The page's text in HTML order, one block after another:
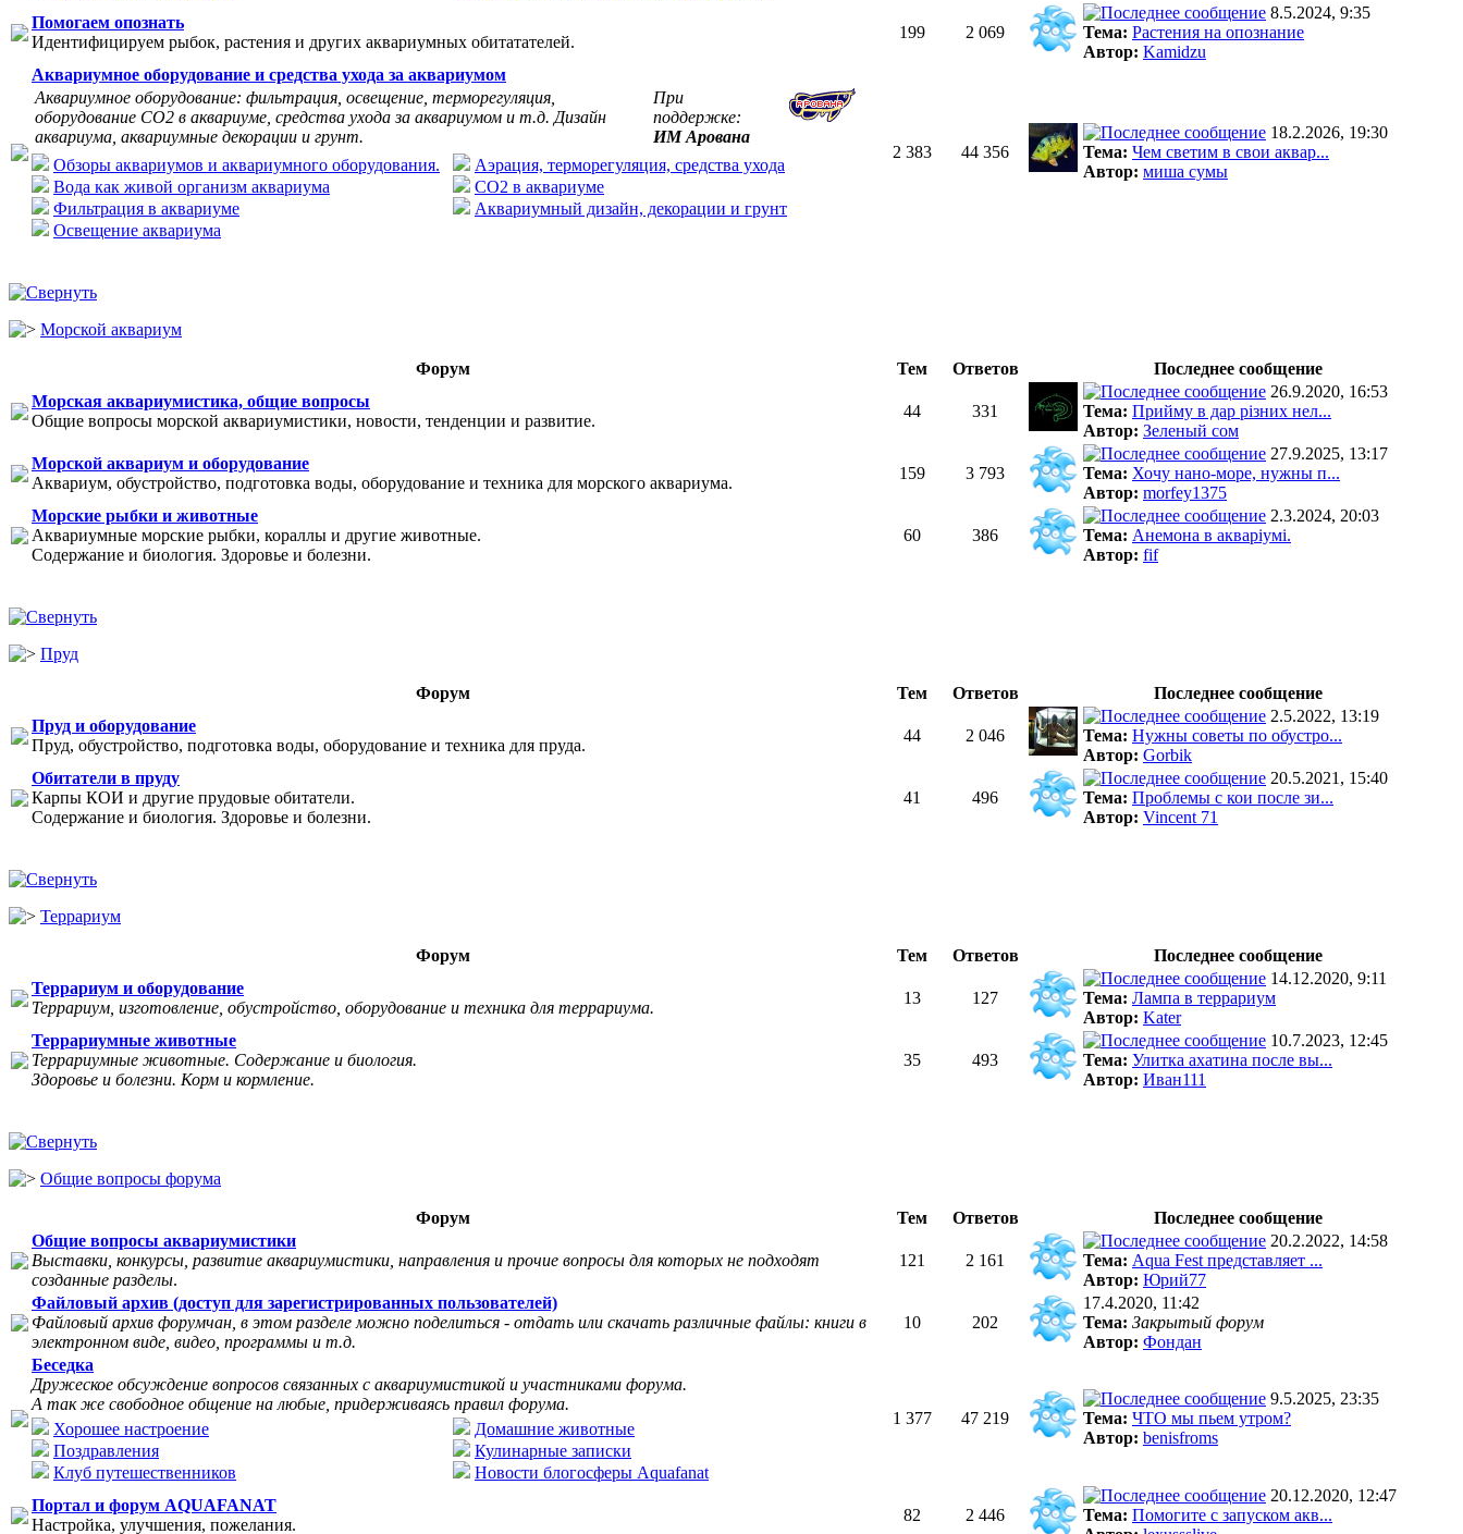
Помогаем опознать
Идентифицируем рыбок, растения и других аквариумных обитатателей.
199 2 069
8.5.2024, 9:35
Тема: Растения на опознание
Автор: Kamidzu
Аквариумное оборудование и средства ухода за аквариумом
Аквариумное оборудование: фильтрация, освещение, терморегуляция,
оборудование СО2 в аквариуме, средства ухода за аквариумом и т.д. Дизайн
аквариума, аквариумные декорации и грунт.
При
поддержке:
ИМ Арована
Обзоры аквариумов и аквариумного оборудования.
Вода как живой организм аквариума
Фильтрация в аквариуме
Освещение аквариума
Аэрация, терморегуляция, средства ухода
CO2 в аквариуме
Аквариумный дизайн, декорации и грунт
2 383 44 356
18.2.2026, 19:30
Тема: Чем светим в свои аквар...
Автор: миша сумы
Морской аквариум
Форум Тем Ответов
Последнее сообщение
Морская аквариумистика, общие вопросы
Общие вопросы морской аквариумистики, новости, тенденции и развитие.
44 331
26.9.2020, 16:53
Тема: Прийму в дар різних нел...
Автор: Зеленый сом
Морской аквариум и оборудование
Аквариум, обустройство, подготовка воды, оборудование и техника для морского аквариума.
159 3 793
27.9.2025, 13:17
Тема: Хочу нано-море, нужны п...
Автор: morfey1375
Морские рыбки и животные
Аквариумные морские рыбки, кораллы и другие животные.
Содержание и биология. Здоровье и болезни.
60 386
2.3.2024, 20:03
Тема: Анемона в акваріумі.
Автор: fif
Пруд
Форум Тем Ответов
Последнее сообщение
Пруд и оборудование
Пруд, обустройство, подготовка воды, оборудование и техника для пруда.
44 2 046
2.5.2022, 13:19
Тема: Нужны советы по обустро...
Автор: Gorbik
Обитатели в пруду
Карпы КОИ и другие прудовые обитатели.
Содержание и биология. Здоровье и болезни.
41 496
20.5.2021, 15:40
Тема: Проблемы с кои после зи...
Автор: Vincent 71
Террариум
Форум Тем Ответов
Последнее сообщение
Террариум и оборудование
Террариум, изготовление, обустройство, оборудование и техника для террариума.
13 127
14.12.2020, 9:11
Тема: Лампа в террариум
Автор: Kater
Террариумные животные
Террариумные животные. Содержание и биология.
Здоровье и болезни. Корм и кормление.
35 493
10.7.2023, 12:45
Тема: Улитка ахатина после вы...
Автор: Иван111
Общие вопросы форума
Форум Тем Ответов
Последнее сообщение
Общие вопросы аквариумистики
Выставки, конкурсы, развитие аквариумистики, направления и прочие вопросы для которых не подходят
созданные разделы.
121 2 161
20.2.2022, 14:58
Тема: Aqua Fest представляет ...
Автор: Юрий77
Файловый архив (доступ для зарегистрированных пользователей)
Файловый архив форумчан, в этом разделе можно поделиться - отдать или скачать различные файлы: книги в
электронном виде, видео, программы и т.д.
10 202
17.4.2020, 11:42
Тема: Закрытый форум
Автор: Фондан
Беседка
Дружеское обсуждение вопросов связанных с аквариумистикой и участниками форума.
А так же свободное общение на любые, придерживаясь правил форума.
Хорошее настроение
Поздравления
Клуб путешественников
Домашние животные
Кулинарные записки
Новости блогосферы Aquafanat
1 377 47 219
9.5.2025, 23:35
Тема: ЧТО мы пьем утром?
Автор: benisfroms
Портал и форум AQUAFANAT
Настройка, улучшения, пожелания.
82 2 446
20.12.2020, 12:47
Тема: Помогите с запуском акв...